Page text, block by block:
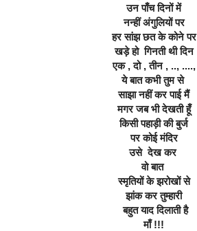
उन पाँच दिनों में
नन्हीं अंगुलियों पर
हर सांझ छत के कोने पर
खड़े हो  गिनती थी दिन
एक , दो , तीन , .., ....,
ये बात कभी तुम से
साझा नहीं कर पाई मैं
मगर जब भी देखती हूँ
किसी पहाड़ी की बुर्ज
पर कोई मंदिर
उसे  देख कर
वो बात
स्मृतियों के झरोखों से
झांक कर तुम्हारी
बहुत याद दिलाती है
माँ !!!